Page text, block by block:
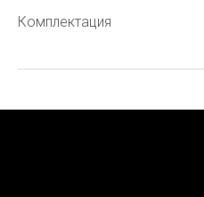
Комплектация